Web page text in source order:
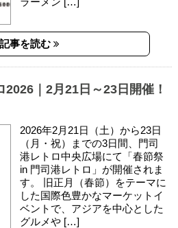
事を読む
｜2月21日～23日開催！
2026年2月21日（土）から23日
（月・祝）までの3日間、門司
港レトロ中央広場にて「春節祭
in 門司港レトロ」が開催されま
す。 旧正月（春節）をテーマに
した国際色豊かなマーケットイ
ベントで、アジアを中心とした
グルメや […]